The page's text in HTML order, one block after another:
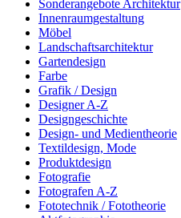
Sonderangebote Architektur
Innenraumgestaltung
Möbel
Landschaftsarchitektur
Gartendesign
Farbe
Grafik / Design
Designer A-Z
Designgeschichte
Design- und Medientheorie
Textildesign, Mode
Produktdesign
Fotografie
Fotografen A-Z
Fototechnik / Fototheorie